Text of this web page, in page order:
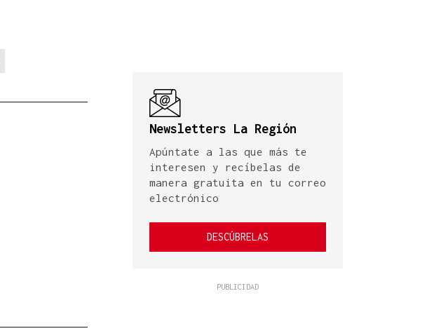
Newsletters La Región
Apúntate a las que más te
interesen y recíbelas de
manera gratuita en tu correo
electrónico
DESCÚBRELAS